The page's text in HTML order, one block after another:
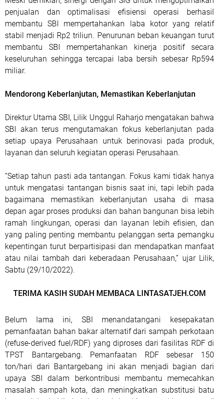
penjualan dan optimalisasi efisiensi operasi berhasil
membantu SBI mempertahankan laba kotor yang relatif
stabil menjadi Rp2 triliun. Penurunan beban keuangan turut
membantu SBI mempertahankan kinerja positif secara
keseluruhan sehingga tercapai laba bersih sebesar Rp594
miliar.
Mendorong Keberlanjutan, Memastikan Keberlanjutan
Direktur Utama SBI, Lilik Unggul Raharjo mengatakan bahwa
SBI akan terus mengutamakan fokus keberlanjutan pada
setiap upaya Perusahaan untuk berinovasi pada produk,
layanan dan seluruh kegiatan operasi Perusahaan.
“Setiap tahun pasti ada tantangan. Fokus kami tidak hanya
untuk mengatasi tantangan bisnis saat ini, tapi lebih pada
bagaimana memastikan keberlanjutan usaha di masa
depan agar proses produksi dan bahan bangunan bisa lebih
ramah lingkungan, operasi dan layanan lebih efisien, dan
yang paling penting membantu pelanggan serta pemangku
kepentingan turut berpartisipasi dan mendapatkan manfaat
atau nilai tambah dari keberadaan Perusahaan,” ujar Lilik,
Sabtu (29/10/2022).
TERIMA KASIH SUDAH MEMBACA LINTASATJEH.COM
Belum lama ini, SBI menandatangani kesepakatan
pemanfaatan bahan bakar alternatif dari sampah perkotaan
(refuse-derived fuel/RDF) yang diproses dari fasilitas RDF di
TPST Bantargebang. Pemanfaatan RDF sebesar 150
ton/hari dari Bantargebang ini akan menjadi bagian dari
upaya SBI dalam berkontribusi membantu memecahkan
masalah sampah kota, dan meningkatkan substitusi batu